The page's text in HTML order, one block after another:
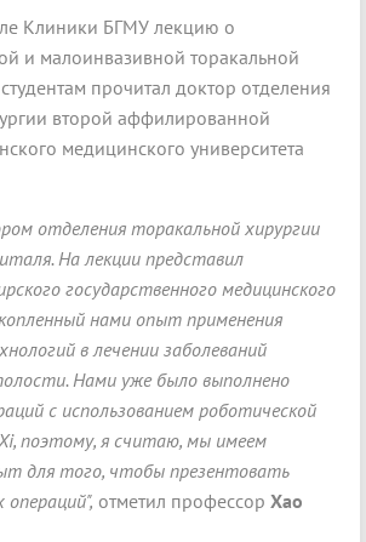
Клиники БГМУ лекцию о
и малоинвазивной торакальной
прочитал доктор отделения
второй аффилированной
медицинского университета
отделения торакальной хирургии
На лекции представил
государственного медицинского
нами опыт применения
в лечении заболеваний
Нами уже было выполнено
с использованием роботической
поэтому, я считаю, мы имеем
для того, чтобы презентовать
отметил профессор Хао